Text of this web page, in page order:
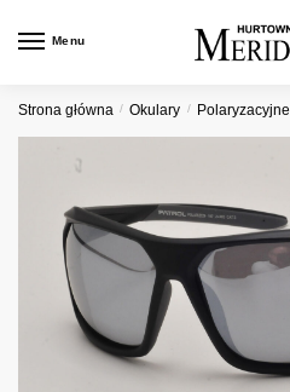
Menu
Strona główna / Okulary / Polaryzacyjne